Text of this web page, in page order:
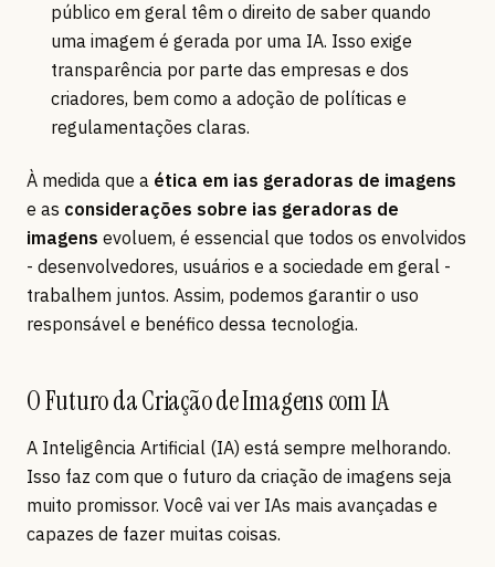
público em geral têm o direito de saber quando
uma imagem é gerada por uma IA. Isso exige
transparência por parte das empresas e dos
criadores, bem como a adoção de políticas e
regulamentações claras.
À medida que a ética em ias geradoras de imagens
e as considerações sobre ias geradoras de
imagens evoluem, é essencial que todos os envolvidos
- desenvolvedores, usuários e a sociedade em geral -
trabalhem juntos. Assim, podemos garantir o uso
responsável e benéfico dessa tecnologia.
O Futuro da Criação de Imagens com IA
A Inteligência Artificial (IA) está sempre melhorando.
Isso faz com que o futuro da criação de imagens seja
muito promissor. Você vai ver IAs mais avançadas e
capazes de fazer muitas coisas.